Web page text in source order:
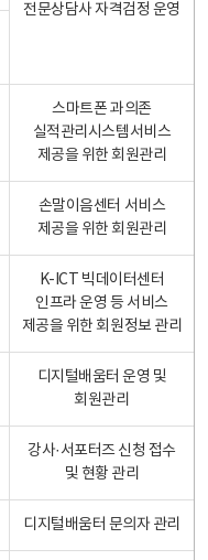
전문상담사 자격검정 운영
스마트폰 과의존
실적관리시스템서비스
제공을 위한 회원관리
손말이음센터 서비스
제공을 위한 회원관리
K-ICT 빅데이터센터
인프라 운영 등 서비스
제공을 위한 회원정보 관리
디지털배움터 운영 및
회원관리
강사·서포터즈 신청 접수
및 현황 관리
디지털배움터 문의자 관리